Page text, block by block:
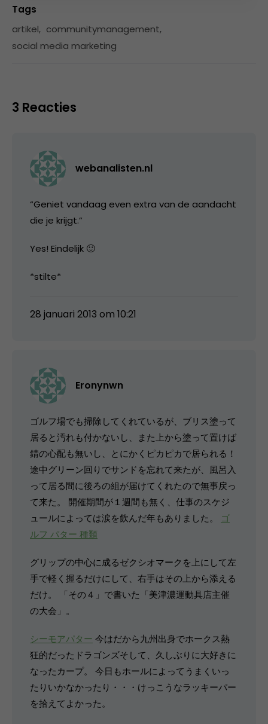
Tags
artikel, communitymanagement,
social media marketing
3 Reacties
webanalisten.nl
“Geniet vandaag even extra van de aandacht
die je krijgt.”
Yes! Eindelijk 🙂
*stilte*
28 januari 2013 om 10:21
Eronynwn
ゴルフ場でも掃除してくれているが、ブリス塗って
居ると汚れも付かないし、また上から塗って置けば
錆の心配も無いし、とにかくピカピカで居られる！
途中グリーン回りでサンドを忘れて来たが、風呂入
って居る間に後ろの組が届けてくれたので無事戻っ
て来た。 開催期間が１週間も無く、仕事のスケジ
ュールによっては涙を飲んだ年もありました。 ゴ
ルフ パター 種類
グリップの中心に成るゼクシオマークを上にして左
手で軽く握るだけにして、右手はその上から添える
だけ。 「その４」で書いた「美津濃運動具店主催
の大会」。
シーモアパター 今はだから九州出身でホークス熱
狂的だったドラゴンズそして、久しぶりに大好きに
なったカープ。 今日もホールによってうまくいっ
たりいかなかったり・・・けっこうなラッキーパー
を拾えてよかった。